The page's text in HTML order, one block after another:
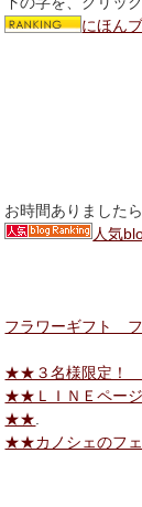
にほん
お時間ありました
人気
フラワーギフト フ
★★３名様限定！
★★ＬＩＮＥペー
★★
★★カノシェのフ